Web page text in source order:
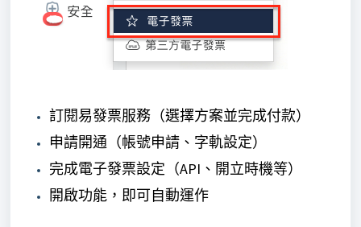
訂閱易發票服務（選擇方案並完成付款）
申請開通（帳號申請、字軌設定）
完成電子發票設定（API、開立時機等）
開啟功能，即可自動運作